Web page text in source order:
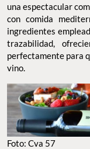
una espectacular
con comida
ingredientes
trazabilidad,
perfectamente para
vino.
Foto: Cva 57